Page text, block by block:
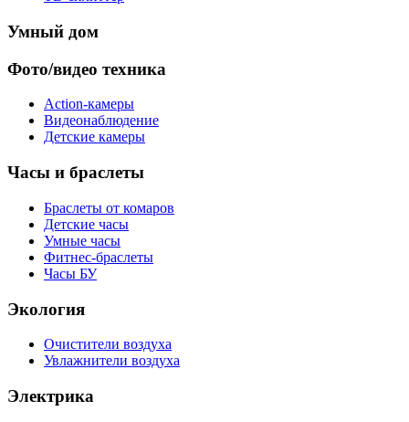
Умный дом
Фото/видео техника
Action-камеры
Видеонаблюдение
Детские камеры
Часы и браслеты
Браслеты от комаров
Детские часы
Умные часы
Фитнес-браслеты
Часы БУ
Экология
Очистители воздуха
Увлажнители воздуха
Электрика